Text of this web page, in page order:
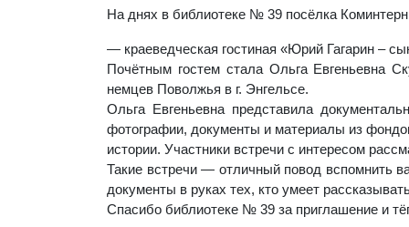
На днях в библиотеке № 39 посёлка
— краеведческая гостиная «Юрий Гагарин –
Почётным гостем стала Ольга Евгеньевна
немцев Поволжья в г. Энгельсе.
Ольга Евгеньевна представила
фотографии, документы и материалы из
истории. Участники встречи с интересом
Такие встречи — отличный повод вспомнить
документы в руках тех, кто умеет
Спасибо библиотеке № 39 за приглашение и